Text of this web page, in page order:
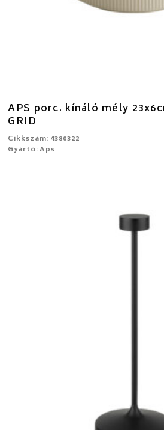
APS porc. kínáló mély
GRID
Cikkszám: 4380322
Gyártó: Aps